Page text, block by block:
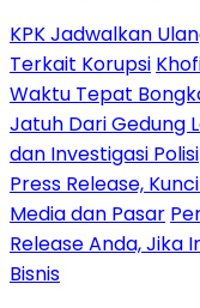
KPK Jadwalkan
Terkait Korupsi
Waktu Tepat
Jatuh Dari Gedung
dan Investigasi Polisi
Press Release,
Media dan Pasar
Release Anda, Jika
Bisnis